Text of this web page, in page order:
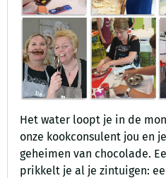
Het water loopt je in de
onze kookconsulent jou en
geheimen van chocolade.
prikkelt je al je zintuigen: